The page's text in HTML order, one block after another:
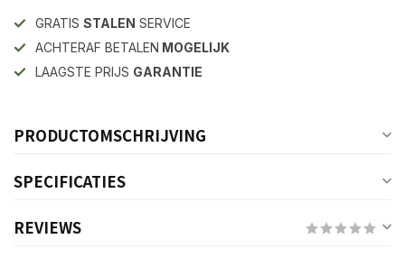
GRATIS STALEN SERVICE
ACHTERAF BETALEN MOGELIJK
LAAGSTE PRIJS GARANTIE
PRODUCTOMSCHRIJVING
SPECIFICATIES
REVIEWS